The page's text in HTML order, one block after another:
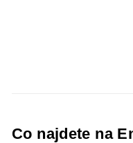
Co najdete na